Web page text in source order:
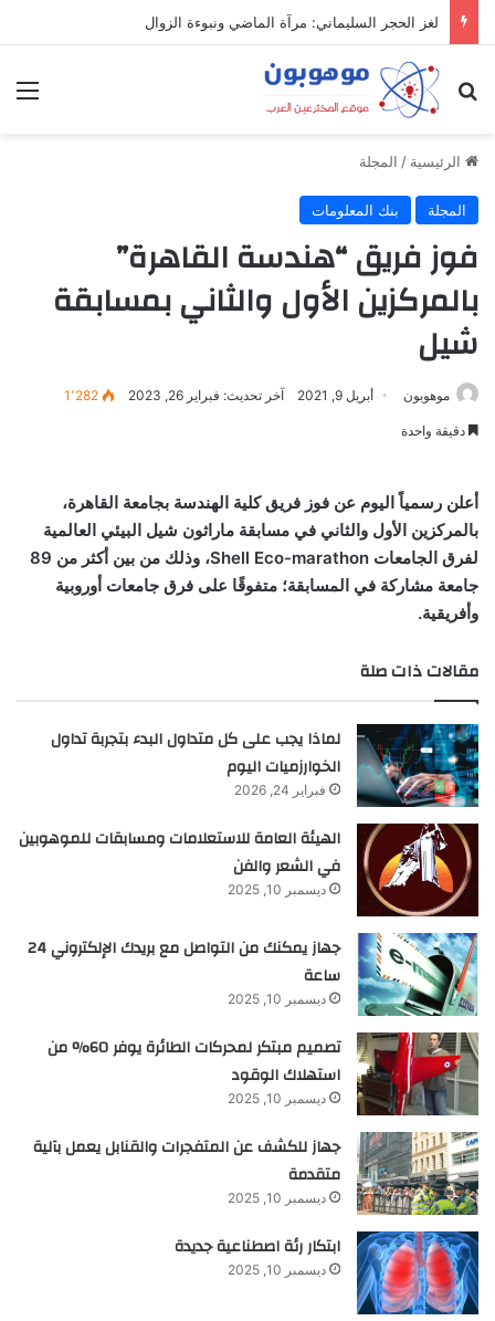
لغز الحجر السليماني: مرآة الماضي ونبوءة الزوال
بحث عن
الرئيسية / المجلة
المجلة بنك المعلومات
فوز فريق “هندسة القاهرة”
بالمركزين الأول والثاني بمسابقة
شيل
موهوبون أبريل 9, 2021 آخر تحديث: فبراير 26, 2023 1٬282
دقيقة واحدة
أعلن رسمياً اليوم عن فوز فريق كلية الهندسة بجامعة القاهرة،
بالمركزين الأول والثاني في مسابقة ماراثون شيل البيئي العالمية
لفرق الجامعات Shell Eco-marathon، وذلك من بين أكثر من 89
جامعة مشاركة في المسابقة؛ متفوقًا على فرق جامعات أوروبية
وأفريقية.
مقالات ذات صلة
لماذا يجب على كل متداول البدء بتجربة تداول
الخوارزميات اليوم
فبراير 24, 2026
الهيئة العامة للاستعلامات ومسابقات للموهوبين
في الشعر والفن
ديسمبر 10, 2025
جهاز يمكنك من التواصل مع بريدك الإلكتروني 24
ساعة
ديسمبر 10, 2025
تصميم مبتكر لمحركات الطائرة يوفر 60% من
استهلاك الوقود
ديسمبر 10, 2025
جهاز للكشف عن المتفجرات والقنابل يعمل بآلية
متقدمة
ديسمبر 10, 2025
ابتكار رئة اصطناعية جديدة
ديسمبر 10, 2025